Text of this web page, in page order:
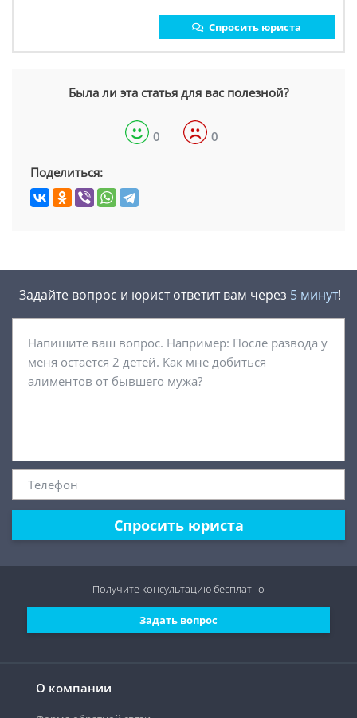
Спросить юриста
Была ли эта статья для вас полезной?
0 0
Поделиться:
Задайте вопрос и юрист ответит вам через 5 минут!
Спросить юриста
О компании
Задать вопрос
Получите консультациюбесплатно